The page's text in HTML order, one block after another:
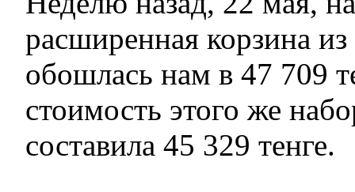
расширенная корзина из
обошлась нам в 47 709
стоимость этого же
составила 45 329 тенге.